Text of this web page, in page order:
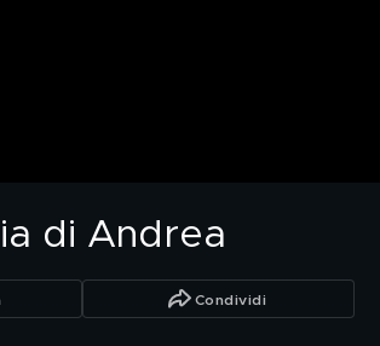
di Andrea
Condividi